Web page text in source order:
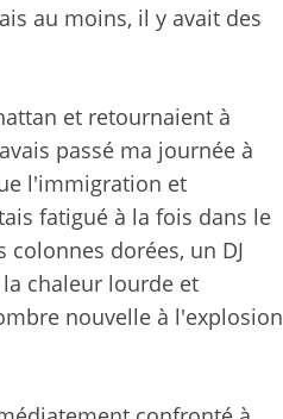
au moins, il y avait des
et retournaient à
passé ma journée à
l'immigration et
fatigué à la fois dans le
dorées, un DJ
chaleur lourde et
nouvelle à l'explosion